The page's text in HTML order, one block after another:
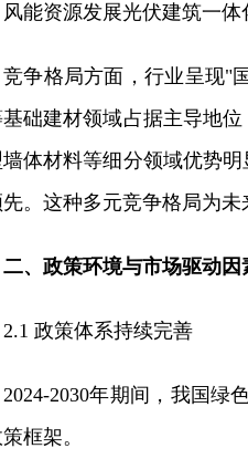
能资源发展光伏建筑一体
竞争格局方面，行业呈现"
础建材领域占据主导地
墙体材料等细分领域优势
。这种多元竞争格局为未
二、政策环境与市场驱动因
2.1 政策体系持续完善
2024-2030年期间，我国绿
框架。